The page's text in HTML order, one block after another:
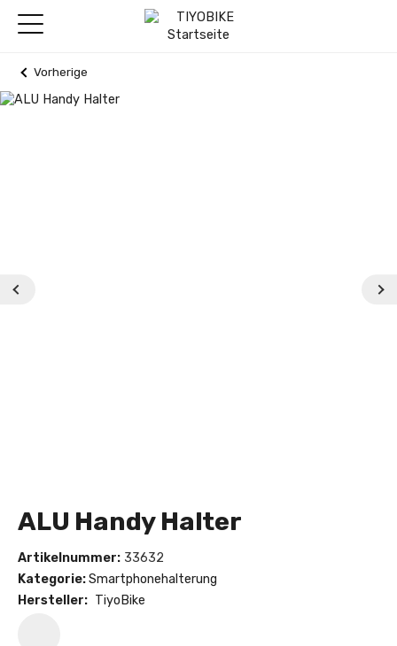
Vorherige
ALU Handy Halter
Artikelnummer: 33632
Kategorie:Smartphonehalterung
Hersteller: TiyoBike